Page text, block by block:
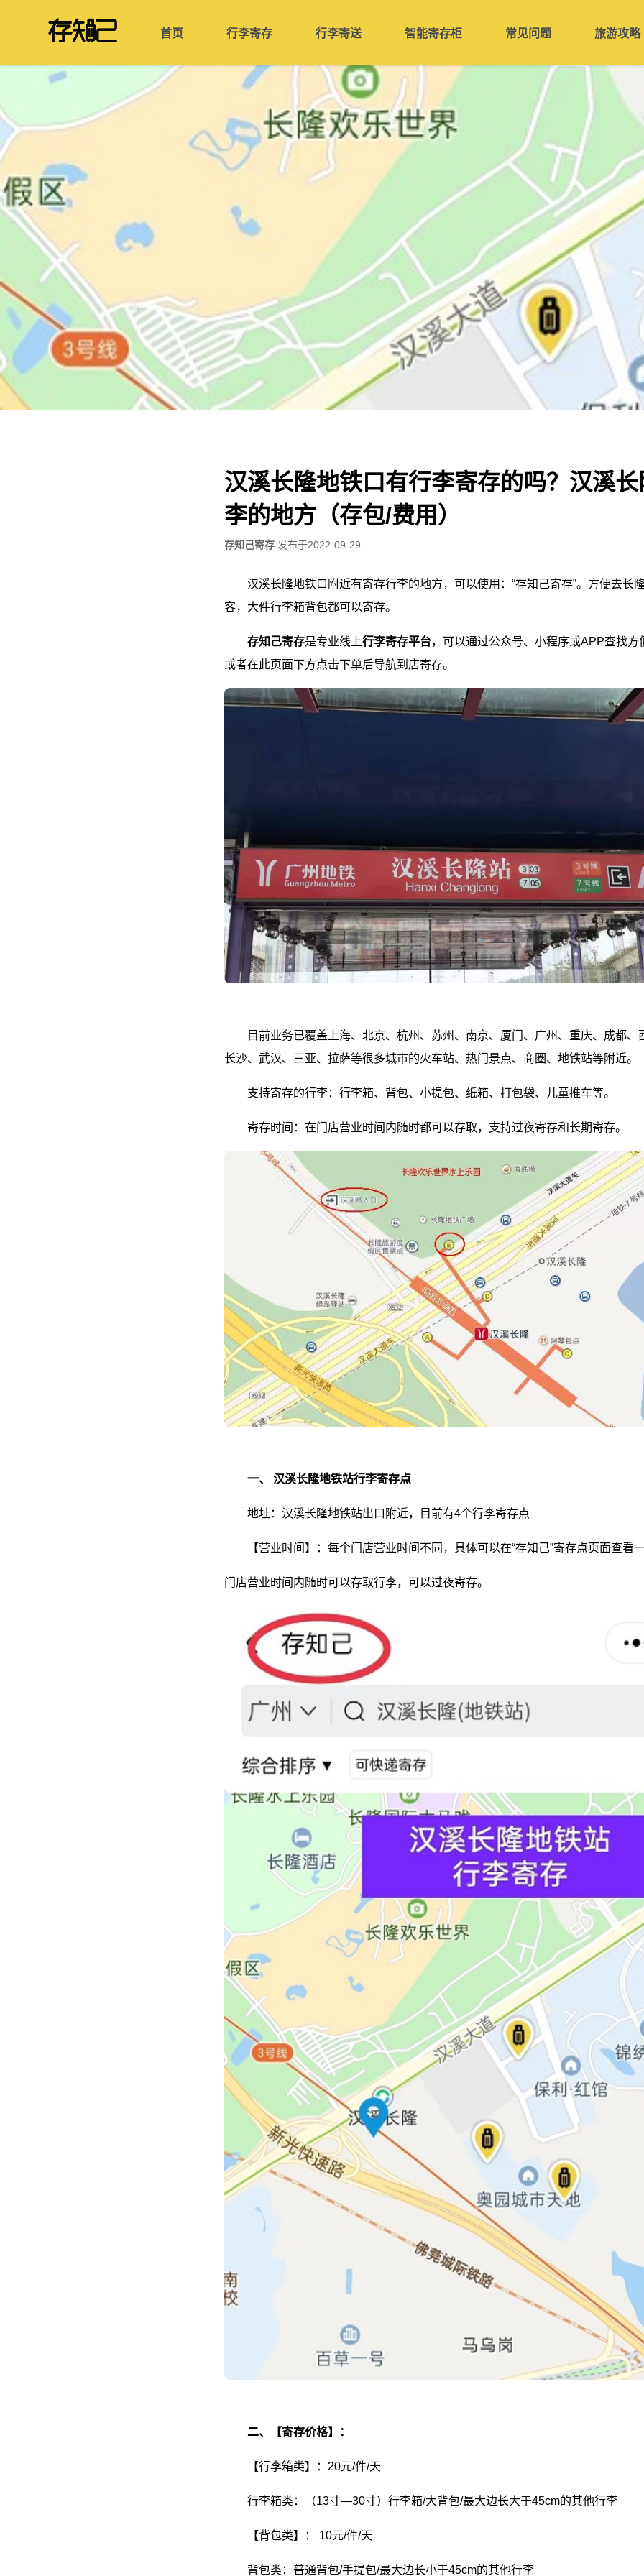
首页 行李寄存 行李寄送 智能寄存柜 常见问题 旅游攻略
汉溪长隆地铁口有行李寄存的吗？汉溪
李的地方（存包/费用）
存知己寄存 发布于2022-09-29
汉溪长隆地铁口附近有寄存行李的地方，可以使用：“存知己寄存”。方便去长
客，大件行李箱背包都可以寄存。
存知己寄存是专业线上行李寄存平台，可以通过公众号、小程序或APP查找方
或者在此页面下方点击下单后导航到店寄存。
目前业务已覆盖上海、北京、杭州、苏州、南京、厦门、广州、重庆、成都、
长沙、武汉、三亚、拉萨等很多城市的火车站、热门景点、商圈、地铁站等附近。
支持寄存的行李：行李箱、背包、小提包、纸箱、打包袋、儿童推车等。
寄存时间：在门店营业时间内随时都可以存取，支持过夜寄存和长期寄存。
一、 汉溪长隆地铁站行李寄存点
地址：汉溪长隆地铁站出口附近，目前有4个行李寄存点
【营业时间】：每个门店营业时间不同，具体可以在“存知己”寄存点页面查看
门店营业时间内随时可以存取行李，可以过夜寄存。
二、【寄存价格】：
【行李箱类】：20元/件/天
行李箱类：（13寸—30寸）行李箱/大背包/最大边长大于45cm的其他行李
【背包类】： 10元/件/天
背包类：普通背包/手提包/最大边长小于45cm的其他行李